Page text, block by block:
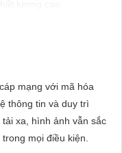
nét, bạn có thể sử
sắc nét cho hệ
mạng với mã hóa
thông tin và duy trì
xa, hình ảnh vẫn sắc
mọi điều kiện.